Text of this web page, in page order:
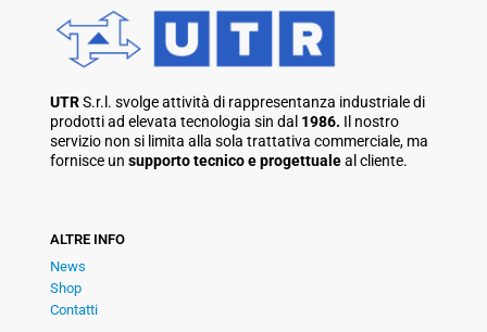
UTRS.r.l. svolge attività di rappresentanza industriale di
prodotti ad elevata tecnologia sin dal 1986. Il nostro
servizio non si limita alla sola trattativa commerciale, ma
fornisce un supporto tecnico e progettualeal cliente.
ALTRE INFO
News
Shop
Contatti